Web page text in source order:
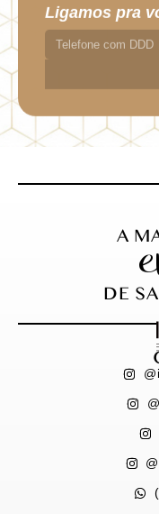
Ligamos pra
A
DE